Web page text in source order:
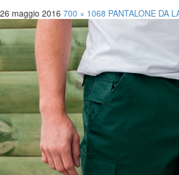
26 maggio 2016 700 × 1068 PANTALONE DA